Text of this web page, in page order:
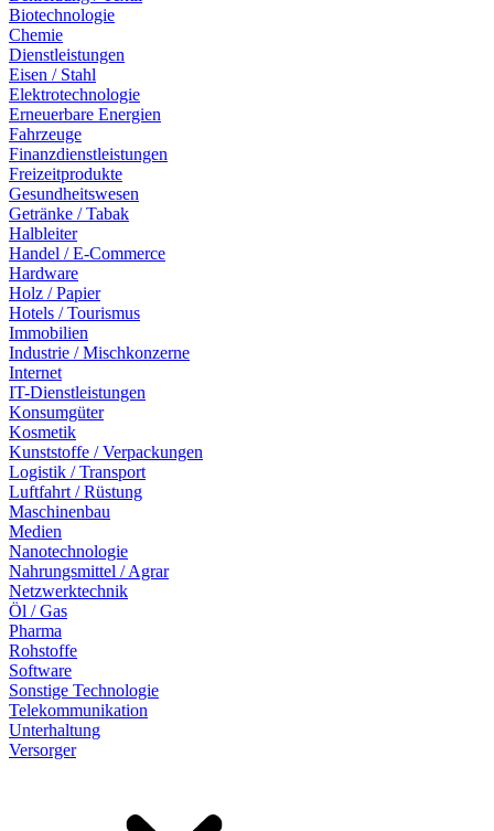
Biotechnologie
Chemie
Dienstleistungen
Eisen / Stahl
Elektrotechnologie
Erneuerbare Energien
Fahrzeuge
Finanzdienstleistungen
Freizeitprodukte
Gesundheitswesen
Getränke / Tabak
Halbleiter
Handel / E-Commerce
Hardware
Holz / Papier
Hotels / Tourismus
Immobilien
Industrie / Mischkonzerne
Internet
IT-Dienstleistungen
Konsumgüter
Kosmetik
Kunststoffe / Verpackungen
Logistik / Transport
Luftfahrt / Rüstung
Maschinenbau
Medien
Nanotechnologie
Nahrungsmittel / Agrar
Netzwerktechnik
Öl / Gas
Pharma
Rohstoffe
Software
Sonstige Technologie
Telekommunikation
Unterhaltung
Versorger